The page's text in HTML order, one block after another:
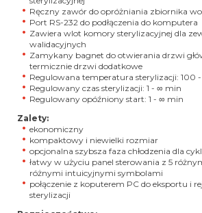
Ręczny zawór do opróżniania zbiornika
Port RS-232 do podłączenia do komputera
Zawiera wlot komory sterylizacyjnej dla
walidacyjnych
Zamykany bagnet do otwierania drzwi
termicznie drzwi dodatkowe
Regulowana temperatura sterylizacji: 100 -
Regulowany czas sterylizacji: 1 - ∞ min
Regulowany opóźniony start: 1 - ∞ min
Zalety:
ekonomiczny
kompaktowy i niewielki rozmiar
opcjonalna szybsza faza chłodzenia dla
łatwy w użyciu panel sterowania z 5
różnymi intuicyjnymi symbolami
połączenie z koputerem PC do eksportu i
sterylizacji